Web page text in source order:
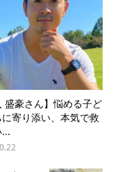
盛豪さん】悩める子ど
に寄り添い、本気で救